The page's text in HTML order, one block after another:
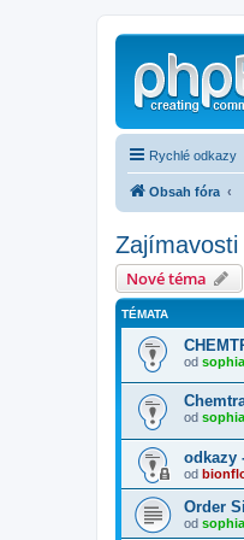
Rychlé odkazy
Obsah fóra
Zajímavosti
Nové téma
TÉMATA
od sophia
od sophia
odkazy
od
Order
od sophia